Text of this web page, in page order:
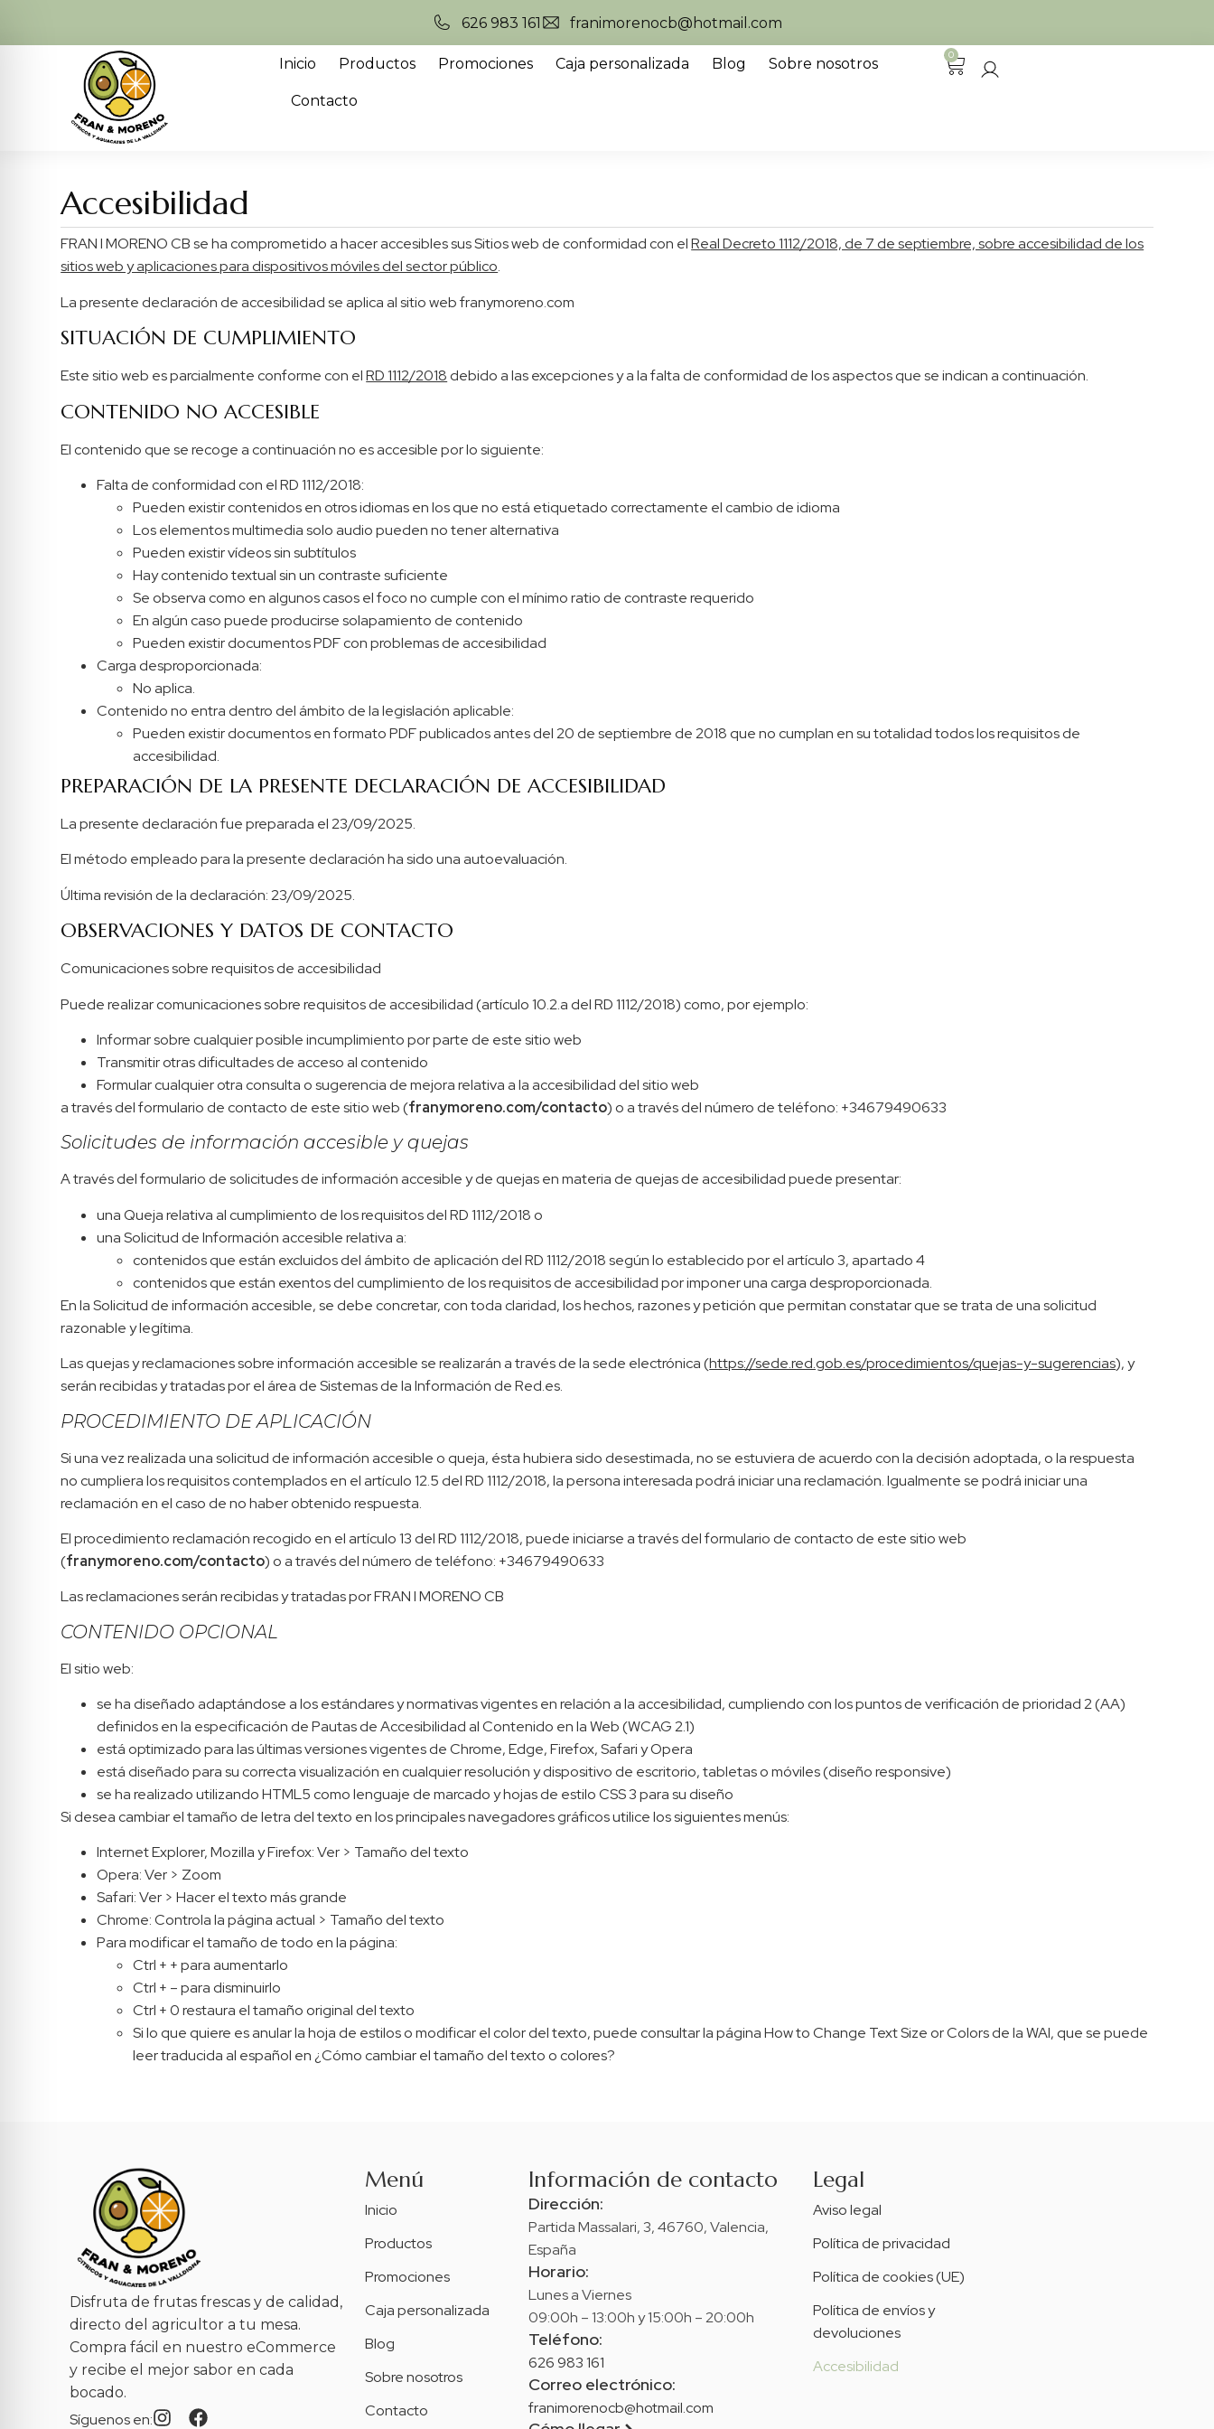
626 983 161 franimorenocb@hotmail.com
Inicio Productos Promociones Caja personalizada Blog Sobre nosotros
Contacto
0
Accesibilidad
FRAN I MORENO CB se ha comprometido a hacer accesibles sus Sitios web de conformidad con elReal Decreto 1112/2018, de 7 de septiembre, sobre accesibilidad de los
sitios web y aplicaciones para dispositivos móviles del sector público.
La presente declaración de accesibilidad se aplica al sitio web franymoreno.com
SITUACIÓN DE CUMPLIMIENTO
Este sitio web es parcialmente conforme con elRD 1112/2018 debido a las excepciones y a la falta de conformidad de los aspectos que se indican a continuación.
CONTENIDO NO ACCESIBLE
El contenido que se recoge a continuación no es accesible por lo siguiente:
Falta de conformidad con el RD 1112/2018:
Pueden existir contenidos en otros idiomas en los que no está etiquetado correctamente el cambio de idioma
Los elementos multimedia solo audio pueden no tener alternativa
Pueden existir vídeos sin subtítulos
Hay contenido textual sin un contraste suficiente
Se observa como en algunos casos el foco no cumple con el mínimo ratio de contraste requerido
En algún caso puede producirse solapamiento de contenido
Pueden existir documentos PDF con problemas de accesibilidad
Carga desproporcionada:
No aplica.
Contenido no entra dentro del ámbito de la legislación aplicable:
Pueden existir documentos en formato PDF publicados antes del 20 de septiembre de 2018 que no cumplan en su totalidad todos los requisitos de
accesibilidad.
PREPARACIÓN DE LA PRESENTE DECLARACIÓN DE ACCESIBILIDAD
La presente declaración fue preparada el 23/09/2025.
El método empleado para la presente declaración ha sido una autoevaluación.
Última revisión de la declaración: 23/09/2025.
OBSERVACIONES Y DATOS DE CONTACTO
Comunicaciones sobre requisitos de accesibilidad
Puede realizar comunicaciones sobre requisitos de accesibilidad (artículo 10.2.a del RD 1112/2018) como, por ejemplo:
Informar sobre cualquier posible incumplimiento por parte de este sitio web
Transmitir otras dificultades de acceso al contenido
Formular cualquier otra consulta o sugerencia de mejora relativa a la accesibilidad del sitio web
a través del formulario de contacto de este sitio web (franymoreno.com/contacto) o a través del número de teléfono: +34679490633
Solicitudes de información accesible y quejas
A través del formulario de solicitudes de información accesible y de quejas en materia de quejas de accesibilidad puede presentar:
una Queja relativa al cumplimiento de los requisitos del RD 1112/2018 o
una Solicitud de Información accesible relativa a:
contenidos que están excluidos del ámbito de aplicación del RD 1112/2018 según lo establecido por el artículo 3, apartado 4
contenidos que están exentos del cumplimiento de los requisitos de accesibilidad por imponer una carga desproporcionada.
En la Solicitud de información accesible, se debe concretar, con toda claridad, los hechos, razones y petición que permitan constatar que se trata de una solicitud
razonable y legítima.
Las quejas y reclamaciones sobre información accesible se realizarán a través de la sede electrónica (https://sede.red.gob.es/procedimientos/quejas-y-sugerencias), y
serán recibidas y tratadas por el área de Sistemas de la Información de Red.es.
PROCEDIMIENTO DE APLICACIÓN
Si una vez realizada una solicitud de información accesible o queja, ésta hubiera sido desestimada, no se estuviera de acuerdo con la decisión adoptada, o la respuesta
no cumpliera los requisitos contemplados en el artículo 12.5 del RD 1112/2018, la persona interesada podrá iniciar una reclamación. Igualmente se podrá iniciar una
reclamación en el caso de no haber obtenido respuesta.
El procedimiento reclamación recogido en el artículo 13 del RD 1112/2018, puede iniciarse a través del formulario de contacto de este sitio web
(franymoreno.com/contacto) o a través del número de teléfono: +34679490633
Las reclamaciones serán recibidas y tratadas por FRAN I MORENO CB
CONTENIDO OPCIONAL
El sitio web:
se ha diseñado adaptándose a los estándares y normativas vigentes en relación a la accesibilidad, cumpliendo con los puntos de verificación de prioridad 2 (AA)
definidos en la especificación de Pautas de Accesibilidad al Contenido en la Web (WCAG 2.1)
está optimizado para las últimas versiones vigentes de Chrome, Edge, Firefox, Safari y Opera
está diseñado para su correcta visualización en cualquier resolución y dispositivo de escritorio, tabletas o móviles (diseño responsive)
se ha realizado utilizando HTML5 como lenguaje de marcado y hojas de estilo CSS 3 para su diseño
Si desea cambiar el tamaño de letra del texto en los principales navegadores gráficos utilice los siguientes menús:
Internet Explorer, Mozilla y Firefox: Ver > Tamaño del texto
Opera: Ver > Zoom
Safari: Ver > Hacer el texto más grande
Chrome: Controla la página actual > Tamaño del texto
Para modificar el tamaño de todo en la página:
Ctrl + + para aumentarlo
Ctrl + – para disminuirlo
Ctrl + 0 restaura el tamaño original del texto
Si lo que quiere es anular la hoja de estilos o modificar el color del texto, puede consultar la página How to Change Text Size or Colors de la WAI, que se puede
leer traducida al español en ¿Cómo cambiar el tamaño del texto o colores?
Disfruta de frutas frescas y de calidad,
directo del agricultor a tu mesa.
Compra fácil en nuestro eCommerce
y recibe el mejor sabor en cada
bocado.
Síguenos en:
Menú
Inicio
Productos
Promociones
Caja personalizada
Blog
Sobre nosotros
Contacto
Información de contacto
Dirección:
Partida Massalari, 3, 46760, Valencia,
España
Horario:
Lunes a Viernes
09:00h – 13:00h y 15:00h – 20:00h
Teléfono:
626 983 161
Correo electrónico:
franimorenocb@hotmail.com
Legal
Aviso legal
Política de privacidad
Política de cookies (UE)
Política de envíos y
devoluciones
Accesibilidad